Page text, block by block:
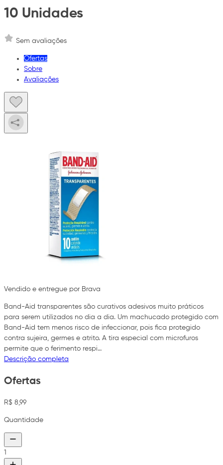
10 Unidades
Sem avaliações
Ofertas
Sobre
Avaliações
Vendido e entregue por Brava
Band-Aid transparentes são curativos adesivos muito práticos
para serem utilizados no dia a dia. Um machucado protegido com
Band-Aid tem menos risco de infeccionar, pois fica protegido
contra sujeira, germes e atrito. A tira especial com microfuros
permite que o ferimento respi…
Descrição completa
Ofertas
R$ 8,99
Quantidade
1